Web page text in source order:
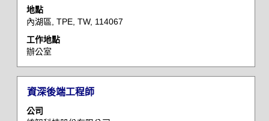
地點
內湖區, TPE, TW, 114067
工作地點
辦公室
工
作
訊
的
整
內
容。
標
題
資深後端工程師
公司
選
取
空